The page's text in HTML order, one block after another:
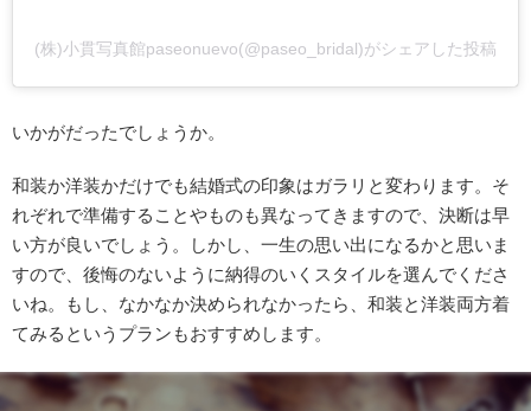
(株)小貫写真館paseonuevo(@paseo_bridal)がシェアした投稿
いかがだったでしょうか。
和装か洋装かだけでも結婚式の印象はガラリと変わります。そ
れぞれで準備することやものも異なってきますので、決断は早
い方が良いでしょう。しかし、一生の思い出になるかと思いま
すので、後悔のないように納得のいくスタイルを選んでくださ
いね。もし、なかなか決められなかったら、和装と洋装両方着
てみるというプランもおすすめします。